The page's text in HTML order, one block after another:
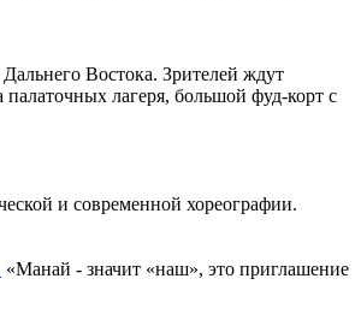
Востока. Зрителей ждут
лагеря, большой фуд-корт с
и современной хореографии.
«Манай - значит «наш», это приглашение